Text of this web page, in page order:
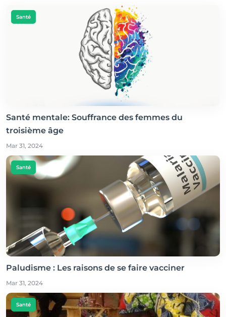
Santé
Santé mentale: Souffrance des femmes du
troisième âge
Mar 31, 2024
Santé
Paludisme : Les raisons de se faire vacciner
Mar 31, 2024
Santé